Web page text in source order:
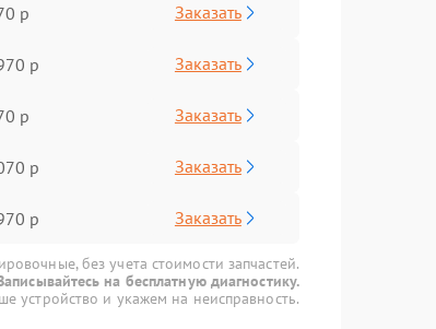
р Заказать
р Заказать
р Заказать
р Заказать
р Заказать
без учета стоимости запчастей.
на бесплатную диагностику.
устройство и укажем на неисправность.